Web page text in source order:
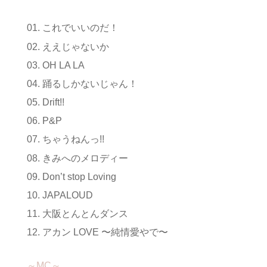
これでいいのだ！
ええじゃないか
OH LA LA
踊るしかないじゃん！
Drift!!
P&P
ちゃうねんっ!!
きみへのメロディー
Don’t stop Loving
JAPALOUD
大阪とんとんダンス
アカン LOVE 〜純情愛やで〜